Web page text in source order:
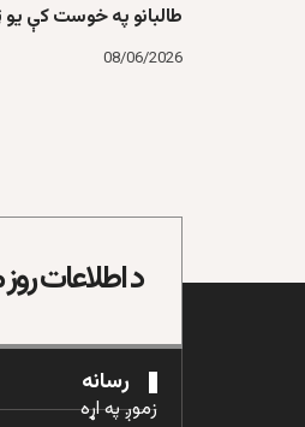
طالبانو په خوست کې یو
08/06/2026
د اطلاعات
رسانه
زموږ په اړه